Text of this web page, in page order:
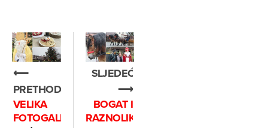
⟵
PRETHODNO
VELIKA
FOTOGALERIJA
SLJEDEĆE
⟶
BOGAT I
RAZNOLIK